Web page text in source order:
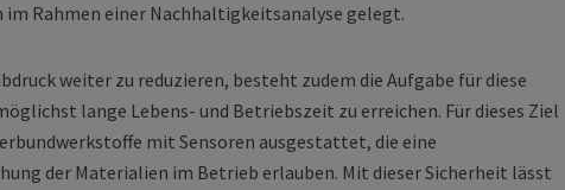
im Rahmen einer Nachhaltigkeitsanalyse gelegt.
weiter zu reduzieren, besteht zudem die Aufgabe für diese
lange Lebens- und Betriebszeit zu erreichen. Für dieses Ziel
mit Sensoren ausgestattet, die eine
der Materialien im Betrieb erlauben. Mit dieser Sicherheit lässt